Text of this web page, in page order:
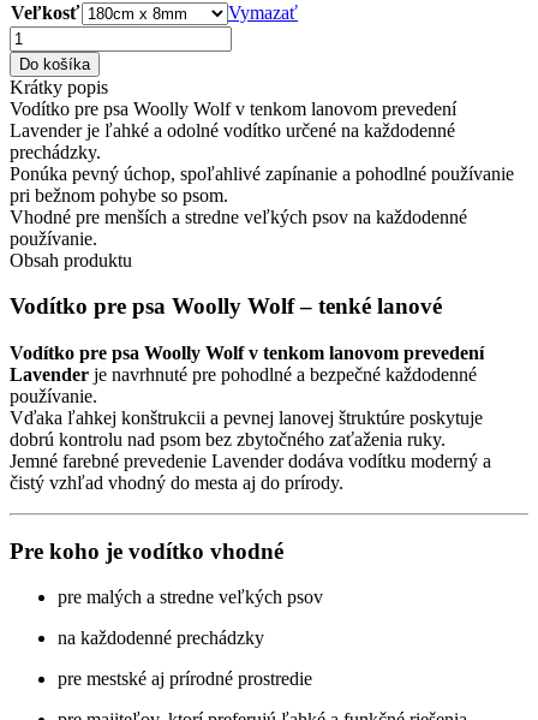
Veľkosť
Vymazať
množstvo
Woolly
Wolf
tenké
lanové
vodítko
pre
psa
–
Lavender
Do košíka
Krátky popis
Vodítko pre psa Woolly Wolf v tenkom lanovom prevedení
Lavender je ľahké a odolné vodítko určené na každodenné
prechádzky.
Ponúka pevný úchop, spoľahlivé zapínanie a pohodlné používanie
pri bežnom pohybe so psom.
Vhodné pre menších a stredne veľkých psov na každodenné
používanie.
Obsah produktu
Vodítko pre psa Woolly Wolf – tenké lanové
Vodítko pre psa Woolly Wolf v tenkom lanovom prevedení
Lavender je navrhnuté pre pohodlné a bezpečné každodenné
používanie.
Vďaka ľahkej konštrukcii a pevnej lanovej štruktúre poskytuje
dobrú kontrolu nad psom bez zbytočného zaťaženia ruky.
Jemné farebné prevedenie Lavender dodáva vodítku moderný a
čistý vzhľad vhodný do mesta aj do prírody.
Pre koho je vodítko vhodné
pre malých a stredne veľkých psov
na každodenné prechádzky
pre mestské aj prírodné prostredie